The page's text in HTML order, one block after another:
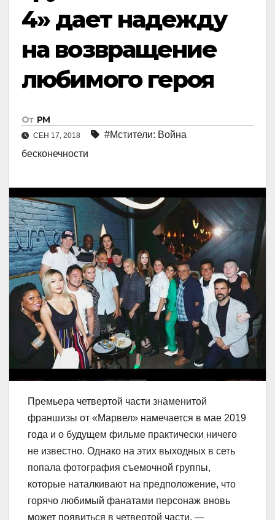
4» дает надежду
на возвращение
любимого героя
От РМ
СЕН 17, 2018
#Мстители: Война
бесконечности
Премьера четвертой части знаменитой
франшизы от «Марвел» намечается в мае 2019
года и о будущем фильме практически ничего
не известно. Однако на этих выходных в сеть
попала фотография съемочной группы,
которые наталкивают на предположение, что
горячо любимый фанатами персонаж вновь
может появиться в четвертой части, —